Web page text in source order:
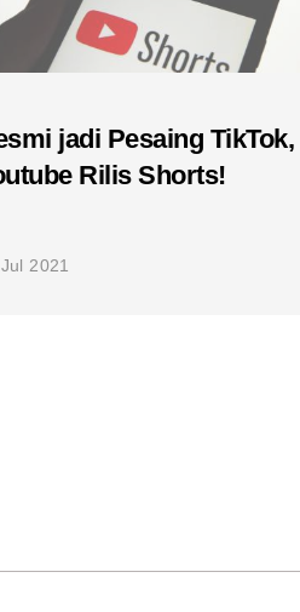
jadi Pesaing TikTok,
Rilis Shorts!
2021